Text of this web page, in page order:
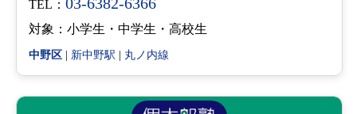
TEL：
対象：小学生・中学生・高校生
中野区 新中野駅 丸ノ内線